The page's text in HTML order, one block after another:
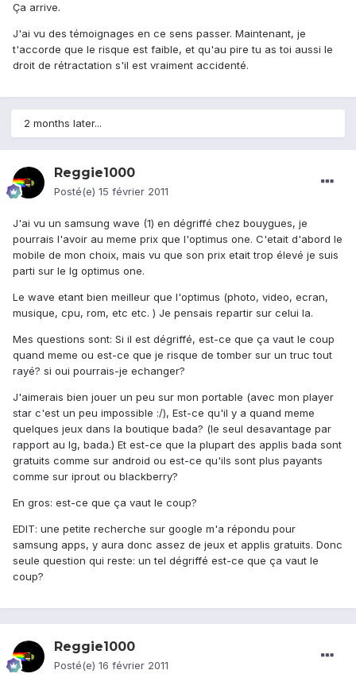
Ça arrive.
J'ai vu des témoignages en ce sens passer. Maintenant, je
t'accorde que le risque est faible, et qu'au pire tu as toi aussi le
droit de rétractation s'il est vraiment accidenté.
2 months later...
Reggie1000
Posté(e) 15 février 2011
J'ai vu un samsung wave (1) en dégriffé chez bouygues, je
pourrais l'avoir au meme prix que l'optimus one. C'etait d'abord le
mobile de mon choix, mais vu que son prix etait trop élevé je suis
parti sur le lg optimus one.
Le wave etant bien meilleur que l'optimus (photo, video, ecran,
musique, cpu, rom, etc etc. ) Je pensais repartir sur celui la.
Mes questions sont: Si il est dégriffé, est-ce que ça vaut le coup
quand meme ou est-ce que je risque de tomber sur un truc tout
rayé? si oui pourrais-je echanger?
J'aimerais bien jouer un peu sur mon portable (avec mon player
star c'est un peu impossible :/), Est-ce qu'il y a quand meme
quelques jeux dans la boutique bada? (le seul desavantage par
rapport au lg, bada.) Et est-ce que la plupart des applis bada sont
gratuits comme sur android ou est-ce qu'ils sont plus payants
comme sur iprout ou blackberry?
En gros: est-ce que ça vaut le coup?
EDIT: une petite recherche sur google m'a répondu pour
samsung apps, y aura donc assez de jeux et applis gratuits. Donc
seule question qui reste: un tel dégriffé est-ce que ça vaut le
coup?
Reggie1000
Posté(e) 16 février 2011